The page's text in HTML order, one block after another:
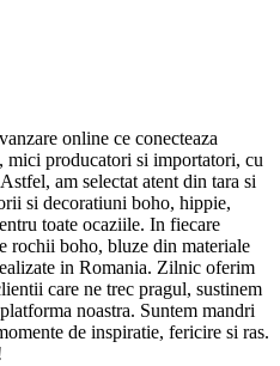
online ce conecteaza
mici producatori si importatori, cu
am selectat atent din tara si
si decoratiuni boho, hippie,
toate ocaziile. In fiecare
rochii boho, bluze din materiale
in Romania. Zilnic oferim
care ne trec pragul, sustinem
noastra. Suntem mandri
de inspiratie, fericire si ras.